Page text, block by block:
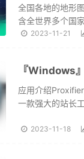
全国各地的地形
含全世界多个国
2023-11-21
应用介绍
一款强大的站长
2023-11-18